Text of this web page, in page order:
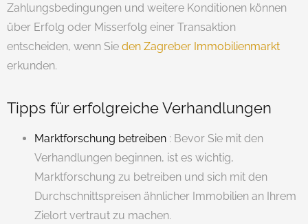
Zahlungsbedingungen und weitere Konditionen können
über Erfolg oder Misserfolg einer Transaktion
entscheiden, wenn Sie den Zagreber Immobilienmarkt
erkunden.
Tipps für erfolgreiche Verhandlungen
Marktforschung betreiben : Bevor Sie mit den
Verhandlungen beginnen, ist es wichtig,
Marktforschung zu betreiben und sich mit den
Durchschnittspreisen ähnlicher Immobilien an Ihrem
Zielort vertraut zu machen.